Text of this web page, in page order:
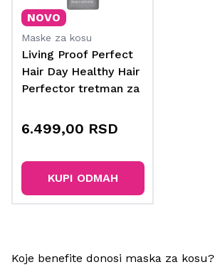
NOVO
Maske za kosu
Living Proof Perfect
Hair Day Healthy Hair
Perfector tretman za
6.499,00 RSD
KUPI ODMAH
Koje benefite donosi maska za kosu?